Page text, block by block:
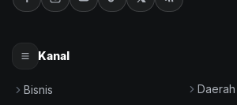
Kanal
Bisnis
Daerah